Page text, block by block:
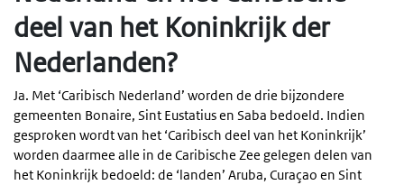
deel van het Koninkrijk der
Nederlanden?
Ja. Met ‘Caribisch Nederland’ worden de drie bijzondere
gemeenten Bonaire, Sint Eustatius en Saba bedoeld. Indien
gesproken wordt van het ‘Caribisch deel van het Koninkrijk’
worden daarmee alle in de Caribische Zee gelegen delen van
het Koninkrijk bedoeld: de ‘landen’ Aruba, Curaçao en Sint